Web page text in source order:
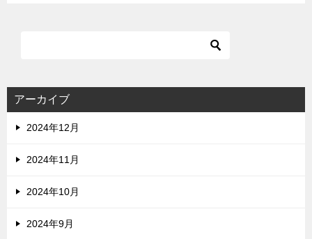
アーカイブ
2024年12月
2024年11月
2024年10月
2024年9月